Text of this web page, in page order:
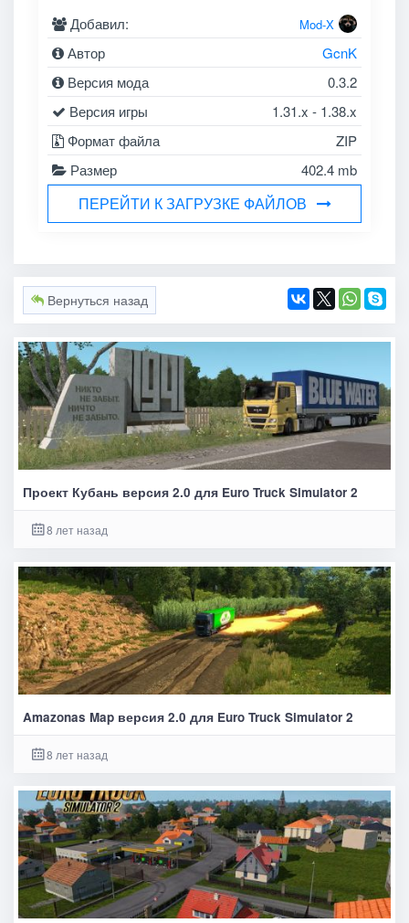
Добавил: Mod-X
Автор
GcnK
Версия мода
0.3.2
Версия игры
1.31.x - 1.38.x
Формат файла
ZIP
Размер
402.4 mb
ПЕРЕЙТИ К ЗАГРУЗКЕ ФАЙЛОВ
Вернуться назад
Проект Кубань версия 2.0 для Euro Truck Simulator 2
8 лет назад
Amazonas Map версия 2.0 для Euro Truck Simulator 2
8 лет назад